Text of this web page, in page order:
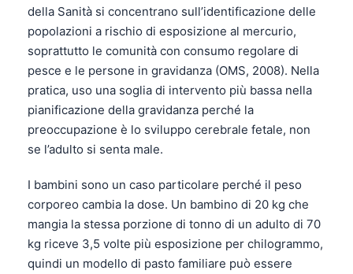
della Sanità si concentrano sull’identificazione delle
popolazioni a rischio di esposizione al mercurio,
soprattutto le comunità con consumo regolare di
pesce e le persone in gravidanza (OMS, 2008). Nella
pratica, uso una soglia di intervento più bassa nella
pianificazione della gravidanza perché la
preoccupazione è lo sviluppo cerebrale fetale, non
se l’adulto si senta male.
I bambini sono un caso particolare perché il peso
corporeo cambia la dose. Un bambino di 20 kg che
mangia la stessa porzione di tonno di un adulto di 70
kg riceve 3,5 volte più esposizione per chilogrammo,
quindi un modello di pasto familiare può essere
Ślōnskŏ gŏdka
Norsk bokmål